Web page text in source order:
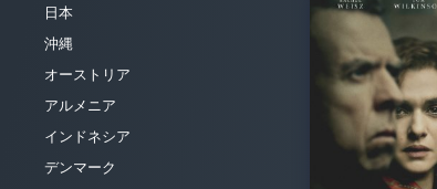
日本
沖縄
オーストリア
アルメニア
インドネシア
デンマーク